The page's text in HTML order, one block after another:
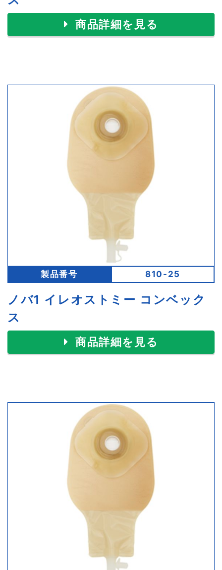
商品詳細を見る
製品番号 810-25
ノバ1 イレオストミー コンベック
ス
商品詳細を見る